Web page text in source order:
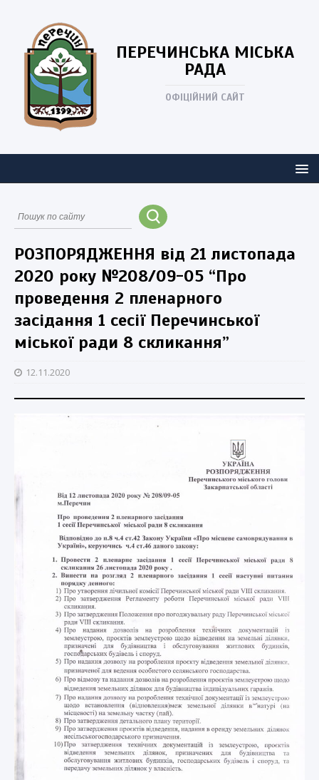
ПЕРЕЧИНСЬКА МІСЬКА
РАДА
ОФІЦІЙНИЙ САЙТ
РОЗПОРЯДЖЕННЯ від 21 листопада
2020 року №208/09-05 “Про
проведення 2 пленарного
засідання 1 сесії Перечинської
міської ради 8 скликання”
12.11.2020